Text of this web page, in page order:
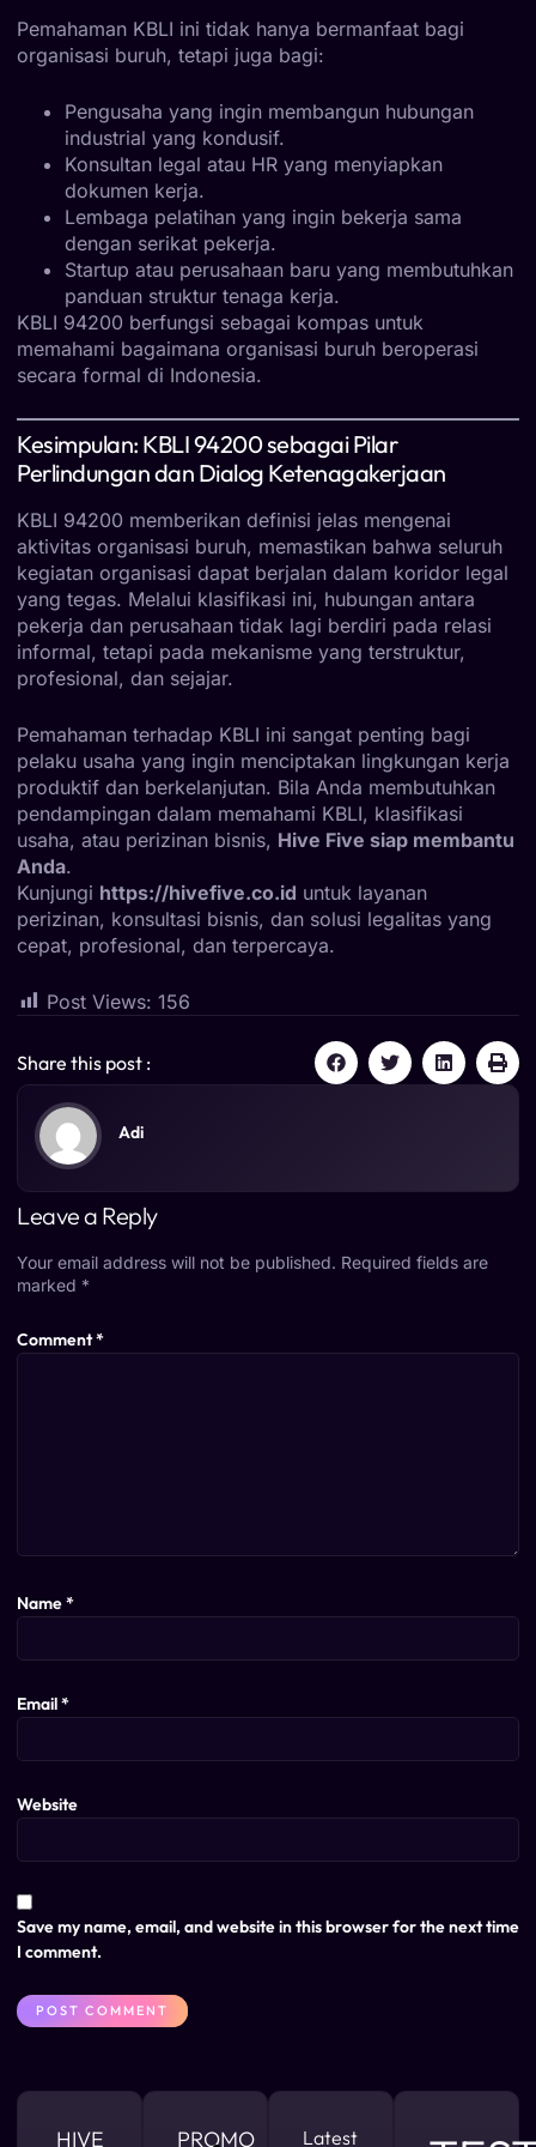
Pemahaman KBLI ini tidak hanya bermanfaat bagi
organisasi buruh, tetapi juga bagi:
Pengusaha yang ingin membangun hubungan
industrial yang kondusif.
Konsultan legal atau HR yang menyiapkan
dokumen kerja.
Lembaga pelatihan yang ingin bekerja sama
dengan serikat pekerja.
Startup atau perusahaan baru yang membutuhkan
panduan struktur tenaga kerja.
KBLI 94200 berfungsi sebagai kompas untuk
memahami bagaimana organisasi buruh beroperasi
secara formal di Indonesia.
Kesimpulan: KBLI 94200 sebagai Pilar
Perlindungan dan Dialog Ketenagakerjaan
KBLI 94200 memberikan definisi jelas mengenai
aktivitas organisasi buruh, memastikan bahwa seluruh
kegiatan organisasi dapat berjalan dalam koridor legal
yang tegas. Melalui klasifikasi ini, hubungan antara
pekerja dan perusahaan tidak lagi berdiri pada relasi
informal, tetapi pada mekanisme yang terstruktur,
profesional, dan sejajar.
Pemahaman terhadap KBLI ini sangat penting bagi
pelaku usaha yang ingin menciptakan lingkungan kerja
produktif dan berkelanjutan. Bila Anda membutuhkan
pendampingan dalam memahami KBLI, klasifikasi
usaha, atau perizinan bisnis, Hive Five siap membantu
Anda.
Kunjungi https://hivefive.co.id untuk layanan
perizinan, konsultasi bisnis, dan solusi legalitas yang
cepat, profesional, dan terpercaya.
Post Views: 156
Share this post :
Adi
Leave a Reply
Your email address will not be published. Required fields are
marked *
Comment*
Name*
Email*
Website
Save my name, email, and website in this browser for the next time
I comment.
HIVE
PROMO
Latest